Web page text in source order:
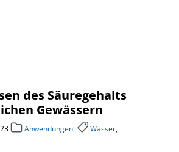
des Säuregehalts
Gewässern
Anwendungen Wasser,